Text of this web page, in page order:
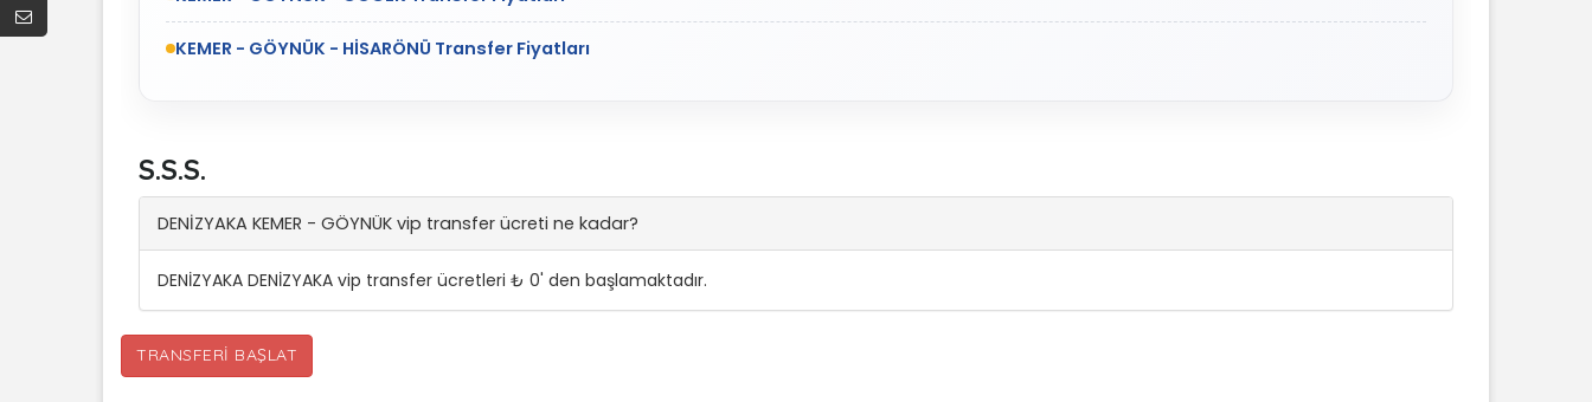
KEMER - GÖYNÜK - HİSARÖNÜ Transfer Fiyatları
S.S.S.
DENİZYAKA KEMER - GÖYNÜK vip transfer ücreti ne kadar?
DENİZYAKA DENİZYAKA vip transfer ücretleri ₺ 0' den başlamaktadır.
TRANSFERI BAŞLAT